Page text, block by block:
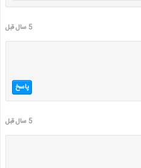
5 سال قبل
پاسخ
5 سال قبل